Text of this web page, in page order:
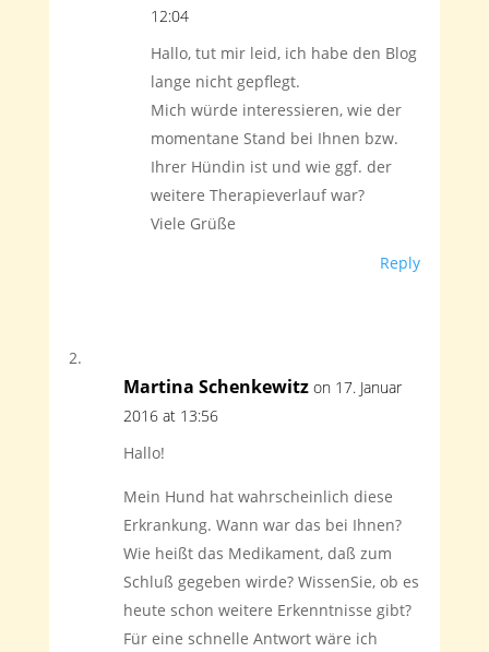
12:04
Hallo, tut mir leid, ich habe den Blog
lange nicht gepflegt.
Mich würde interessieren, wie der
momentane Stand bei Ihnen bzw.
Ihrer Hündin ist und wie ggf. der
weitere Therapieverlauf war?
Viele Grüße
Reply
Martina Schenkewitz on 17. Januar
2016 at 13:56
Hallo!
Mein Hund hat wahrscheinlich diese
Erkrankung. Wann war das bei Ihnen?
Wie heißt das Medikament, daß zum
Schluß gegeben wirde? WissenSie, ob es
heute schon weitere Erkenntnisse gibt?
Für eine schnelle Antwort wäre ich